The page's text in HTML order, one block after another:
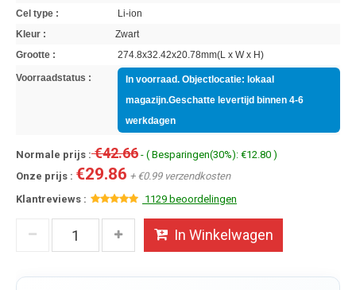
Cel type :
Li-ion
Kleur :
Zwart
Grootte :
274.8x32.42x20.78mm(L x W x H)
Voorraadstatus :
In voorraad. Objectlocatie: lokaal
magazijn.Geschatte levertijd binnen 4-6
werkdagen
Normale prijs :€42.66 - ( Besparingen(30%): €12.80 )
Onze prijs : €29.86 + €0.99 verzendkosten
Klantreviews :
1129 beoordelingen
In Winkelwagen